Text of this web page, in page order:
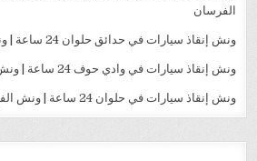
الفرسان
ونش إنقاذ سيارات في حدائق حلوان 24 ساعة | ونش الفرسان
ونش إنقاذ سيارات في وادي حوف 24 ساعة | ونش الفرسان
ونش إنقاذ سيارات في حلوان 24 ساعة | ونش الفرسان